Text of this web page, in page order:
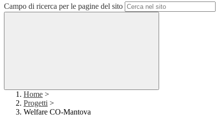
Campo di ricerca per le pagine del sito
Home >
Progetti >
Welfare CO-Mantova